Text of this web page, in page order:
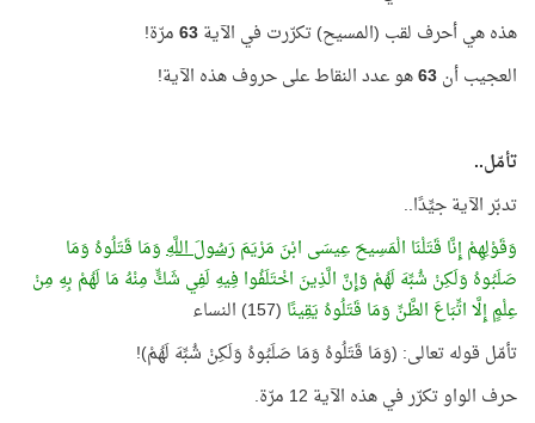
هذه هي أحرف لقب (المسيح) تكرّرت في الآية63مرّة!
العجيب أن63هو عدد النقاط على حروف هذه الآية!
تأمّل..
تدبّر الآية جيِّدًا..
وَقَوْلِهِمْ إِنَّا قَتَلْنَا الْمَسِيحَ عِيسَى ابْنَ مَرْيَمَرَسُولَ اللَّهِوَمَا قَتَلُوهُ وَمَا
صَلَبُوهُ وَلَكِنْ شُبِّهَ لَهُمْ وَإِنَّ الَّذِينَ اخْتَلَفُوا فِيهِ لَفِي شَكٍّ مِنْهُ مَا لَهُمْ بِهِ مِنْ
عِلْمٍ إِلَّا اتِّبَاعَ الظَّنِّ وَمَا قَتَلُوهُ يَقِينًا (157) النساء
تأمّل قوله تعالى: (وَمَا قَتَلُوهُ وَمَا صَلَبُوهُ وَلَكِنْ شُبِّهَ لَهُمْ)!
حرف الواو تكرّر في هذه الآية 12 مرّة.